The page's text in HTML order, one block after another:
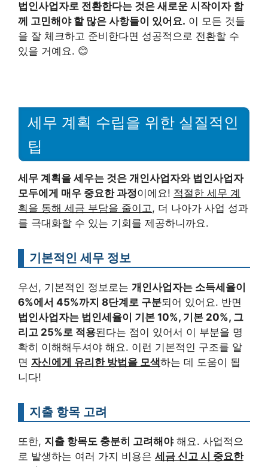
법인사업자로 전환한다는 것은 새로운 시작이자 함
께 고민해야 할 많은 사항들이 있어요. 이 모든 것들
을 잘 체크하고 준비한다면 성공적으로 전환할 수
있을 거예요. 😊
세무 계획 수립을 위한 실질적인
팁
세무 계획을 세우는 것은 개인사업자와 법인사업자
모두에게 매우 중요한 과정이에요! 적절한 세무 계
획을 통해 세금 부담을 줄이고, 더 나아가 사업 성과
를 극대화할 수 있는 기회를 제공하니까요.
기본적인 세무 정보
우선, 기본적인 정보로는 개인사업자는 소득세율이
6%에서 45%까지 8단계로 구분되어 있어요. 반면
법인사업자는 법인세율이 기본 10%, 기본 20%, 그
리고 25%로 적용된다는 점이 있어서 이 부분을 명
확히 이해해두셔야 해요. 이런 기본적인 구조를 알
면 자신에게 유리한 방법을 모색하는 데 도움이 됩
니다!
지출 항목 고려
또한, 지출 항목도 충분히 고려해야해요. 사업적으
로 발생하는 여러 가지 비용은 세금 신고 시 중요한